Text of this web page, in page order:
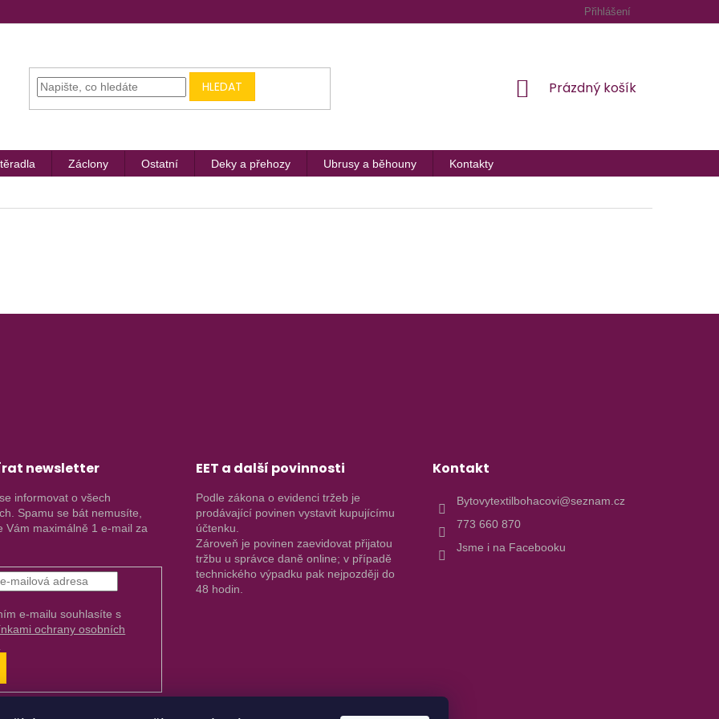
Přihlášení
HLEDAT
NÁKUPNÍ
Prázdný košík
Záclony Ostatní Deky a přehozy Ubrusy a běhouny Kontakty
newsletter
informovat o všech
Spamu se bát nemusíte,
Vám maximálně 1 e-mail za
e-mailu souhlasíte s
ochrany osobních
EET a další povinnosti
Podle zákona o evidenci tržeb je
prodávající povinen vystavit kupujícímu
účtenku.
Zároveň je povinen zaevidovat přijatou
tržbu u správce daně online; v případě
technického výpadku pak nejpozději do
48 hodin.
Kontakt
Bytovytextilbohacovi@seznam.cz
773 660 870
Jsme i na Facebooku